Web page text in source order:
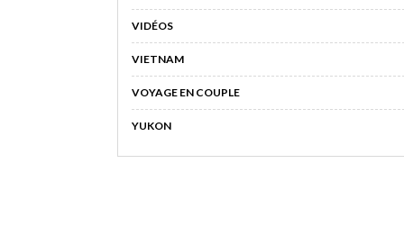
VIDÉOS
VIETNAM
VOYAGE EN COUPLE
YUKON